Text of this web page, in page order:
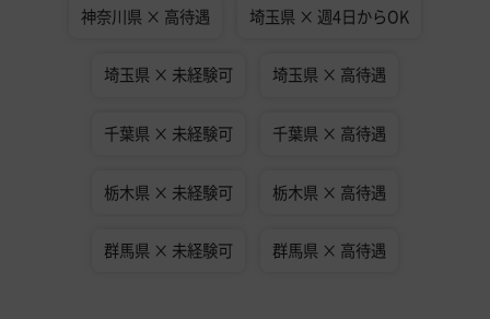
神奈川県 × 高待遇 埼玉県 × 週4日からOK
埼玉県 × 未経験可 埼玉県 × 高待遇
千葉県 × 未経験可 千葉県 × 高待遇
栃木県 × 未経験可 栃木県 × 高待遇
群馬県 × 未経験可 群馬県 × 高待遇